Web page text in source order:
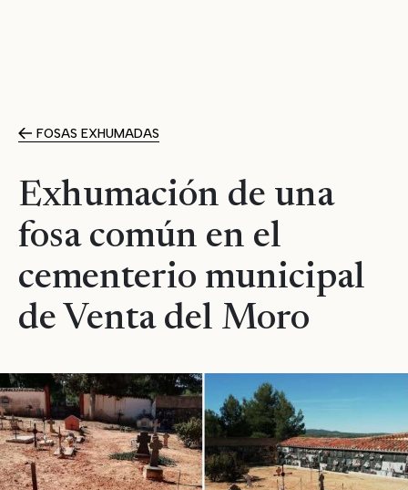
FOSAS EXHUMADAS
Exhumación de una
fosa común en el
cementerio municipal
de Venta del Moro